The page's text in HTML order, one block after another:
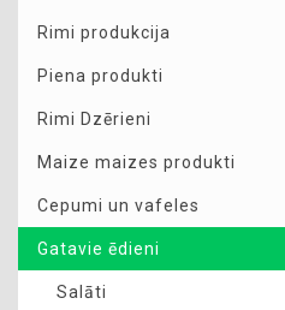
Rimi produkcija
Piena produkti
Rimi Dzērieni
Maize maizes produkti
Cepumi un vafeles
Gatavie ēdieni
Salāti